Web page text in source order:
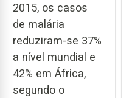
2015, os casos
de malária
reduziram-se 37%
a nível mundial e
42% em África,
segundo o